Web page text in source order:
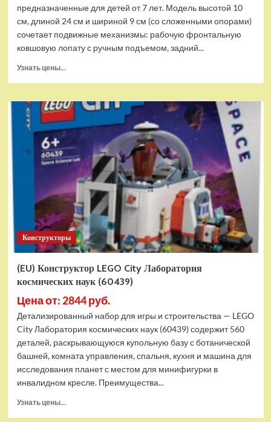
предназначенные для детей от 7 лет. Модель высотой 10
см, длиной 24 см и шириной 9 см (со сложенными опорами)
сочетает подвижные механизмы: рабочую фронтальную
ковшовую лопату с ручным подъемом, задний...
Узнать цены...
(EU)
Конструктор
LEGO
Technic
Экскаватор-
погрузчик
(42197)
Конструкторы
(EU) Конструктор LEGO City Лаборатория
космических наук (60439)
Цена от: 2844 руб.
Детализированный набор для игры и строительства — LEGO
City Лаборатория космических наук (60439) содержит 560
деталей, раскрывающуюся купольную базу с ботанической
башней, комната управления, спальня, кухня и машина для
исследования планет с местом для минифигурки в
инвалидном кресле. Преимущества...
Узнать цены...